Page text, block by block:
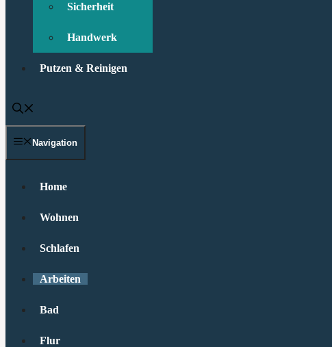
Sicherheit
Handwerk
Putzen & Reinigen
Navigation
Home
Wohnen
Schlafen
Arbeiten
Bad
Flur